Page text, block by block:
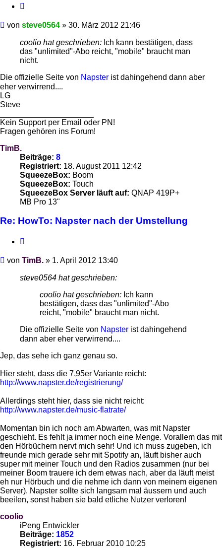
Beitrag
von steve0564 » 30. März 2012 21:46
coolio hat geschrieben: Ich kann bestätigen, dass
das "unlimited"-Abo reicht, "mobile" braucht man
nicht.
Die offizielle Seite von Napster ist dahingehend dann aber
eher verwirrend....
LG
Steve
Kein Support per Email oder PN!
Fragen gehören ins Forum!
TimB.
Beiträge: 8
Registriert: 18. August 2011 12:42
SqueezeBox: Boom
SqueezeBox: Touch
SqueezeBox Server läuft auf: QNAP 419P+
MB Pro 13"
Re: HowTo: Napster nach der Umstellung
Beitrag
von TimB. » 1. April 2012 13:40
steve0564 hat geschrieben:
coolio hat geschrieben: Ich kann
bestätigen, dass das "unlimited"-Abo
reicht, "mobile" braucht man nicht.
Die offizielle Seite von Napster ist dahingehend
dann aber eher verwirrend....
Jep, das sehe ich ganz genau so.
Hier steht, dass die 7,95er Variante reicht:
http://www.napster.de/registrierung/
Allerdings steht hier, dass sie nicht reicht:
http://www.napster.de/music-flatrate/
Momentan bin ich noch am Abwarten, was mit Napster
geschieht. Es fehlt ja immer noch eine Menge. Vorallem das mit
den Hörbüchern nervt mich sehr! Und ich muss zugeben, ich
freunde mich gerade sehr mit Spotify an, läuft bisher auch
super mit meiner Touch und den Radios zusammen (nur bei
meiner Boom trauere ich dem etwas nach, aber da läuft meist
eh nur Hörbuch und die nehme ich dann von meinem eigenen
Server). Napster sollte sich langsam mal äussern und auch
beeilen, sonst haben sie bald etliche Nutzer verloren!
coolio
iPeng Entwickler
Beiträge: 1852
Registriert: 16. Februar 2010 10:25